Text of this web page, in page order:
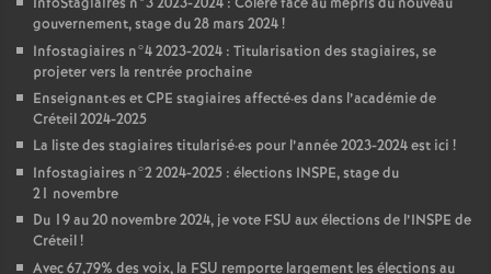
gouvernement, stage du 28 mars 2024!
Infostagiaires n°4 2023-2024 : Titularisation des stagiaires, se
projeter vers la rentrée prochaine
Enseignant·es etCPE stagiaires affecté·es dans l’académie de
Créteil 2024-2025
La liste des stagiaires titularisé·es pour l’année 2023-2024 est ici !
Infostagiaires n°2 2024-2025 : élections INSPE, stage du
21 novembre
Du 19 au 20 novembre 2024, je vote FSU aux élections de l’INSPE de
Créteil!
Avec 67,79% des voix, la FSU remporte largement les élections au